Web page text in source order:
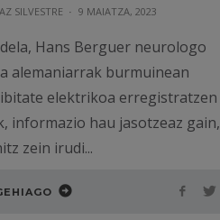
SILVESTRE · 9 MAIATZA, 2023
Hans Berguer neurologo
alemaniarrak burmuinean
elektrikoa erregistratzen
informazio hau jasotzeaz gain,
zein irudi...